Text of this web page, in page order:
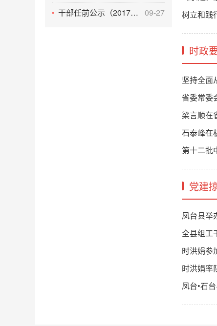
09-27
干部任前公示（2017年9月27日） 树立和践
时政
坚持全面
省委常委
梁言顺在
石泰峰在
第十二批
党建
凤台县举
全县组工
时洪娟参
时洪娟率
凤台•石